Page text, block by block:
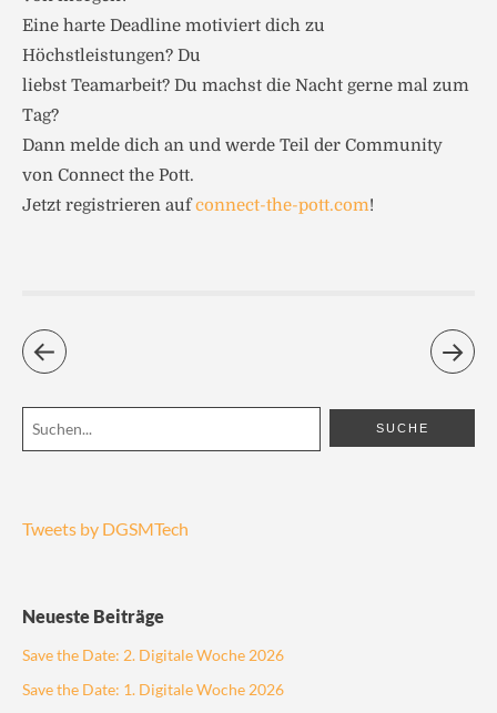
Eine harte Deadline motiviert dich zu
Höchstleistungen? Du
liebst Teamarbeit? Du machst die Nacht gerne mal zum
Tag?
Dann melde dich an und werde Teil der Community
von Connect the Pott.
Jetzt registrieren aufconnect-the-pott.com!
Tweets by DGSMTech
Neueste Beiträge
Save the Date: 2. Digitale Woche 2026
Save the Date: 1. Digitale Woche 2026